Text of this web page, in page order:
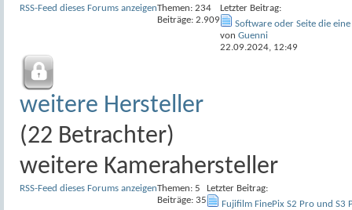
RSS-Feed dieses Forums anzeigenThemen: 234
Beiträge: 2.909
Letzter Beitrag:
Software oder Seite die
von Guenni
22.09.2024, 12:49
weitere Hersteller
(22 Betrachter)
weitere Kamerahersteller
RSS-Feed dieses Forums anzeigenThemen: 5
Beiträge: 35
Letzter Beitrag:
Fujifilm FinePix S2 Pro und S3